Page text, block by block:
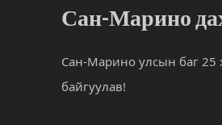
Сан-Марино
Сан-Марино улсын баг 25
байгуулав!